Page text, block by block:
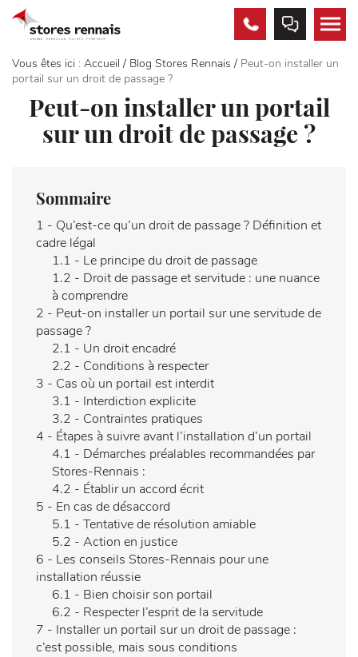
02
99
22
PRENDRE
RDV
Vous êtes ici : Accueil / Blog Stores Rennais / Peut-on installer un
portail sur un droit de passage ?
Peut-on installer un portail
sur un droit de passage ?
Sommaire
1 - Qu’est-ce qu’un droit de passage ? Définition et
cadre légal
1.1 - Le principe du droit de passage
1.2 - Droit de passage et servitude : une nuance
à comprendre
2 - Peut-on installer un portail sur une servitude de
passage ?
2.1 - Un droit encadré
2.2 - Conditions à respecter
3 - Cas où un portail est interdit
3.1 - Interdiction explicite
3.2 - Contraintes pratiques
4 - Étapes à suivre avant l’installation d’un portail
4.1 - Démarches préalables recommandées par
Stores-Rennais :
4.2 - Établir un accord écrit
5 - En cas de désaccord
5.1 - Tentative de résolution amiable
5.2 - Action en justice
6 - Les conseils Stores-Rennais pour une
installation réussie
6.1 - Bien choisir son portail
6.2 - Respecter l’esprit de la servitude
7 - Installer un portail sur un droit de passage :
c’est possible, mais sous conditions